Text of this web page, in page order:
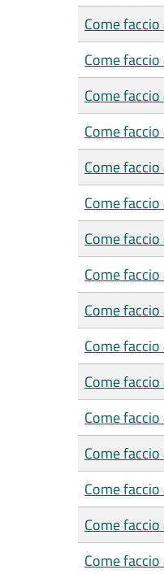
Come
Come
Come
Come
Come
Come
Come
Come
Come
Come
Come
Come
Come
Come
Come
Come